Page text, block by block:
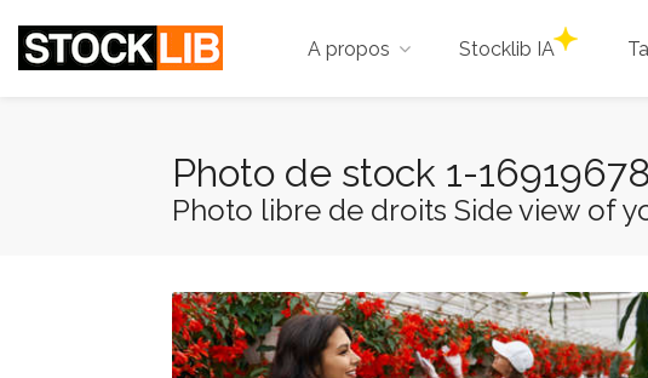
A propos Stocklib IA
Photo de stock 1-
Photo libre de droits Side view of